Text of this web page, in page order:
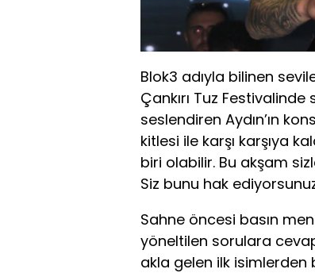
Blok3 adıyla bilinen
Çankırı Tuz Festivalinde
seslendiren Aydın’ın
kitlesi ile karşı karşıya
biri olabilir. Bu akşam
Siz bunu hak
Sahne öncesi basın
yöneltilen sorulara
akla gelen ilk isimlerden